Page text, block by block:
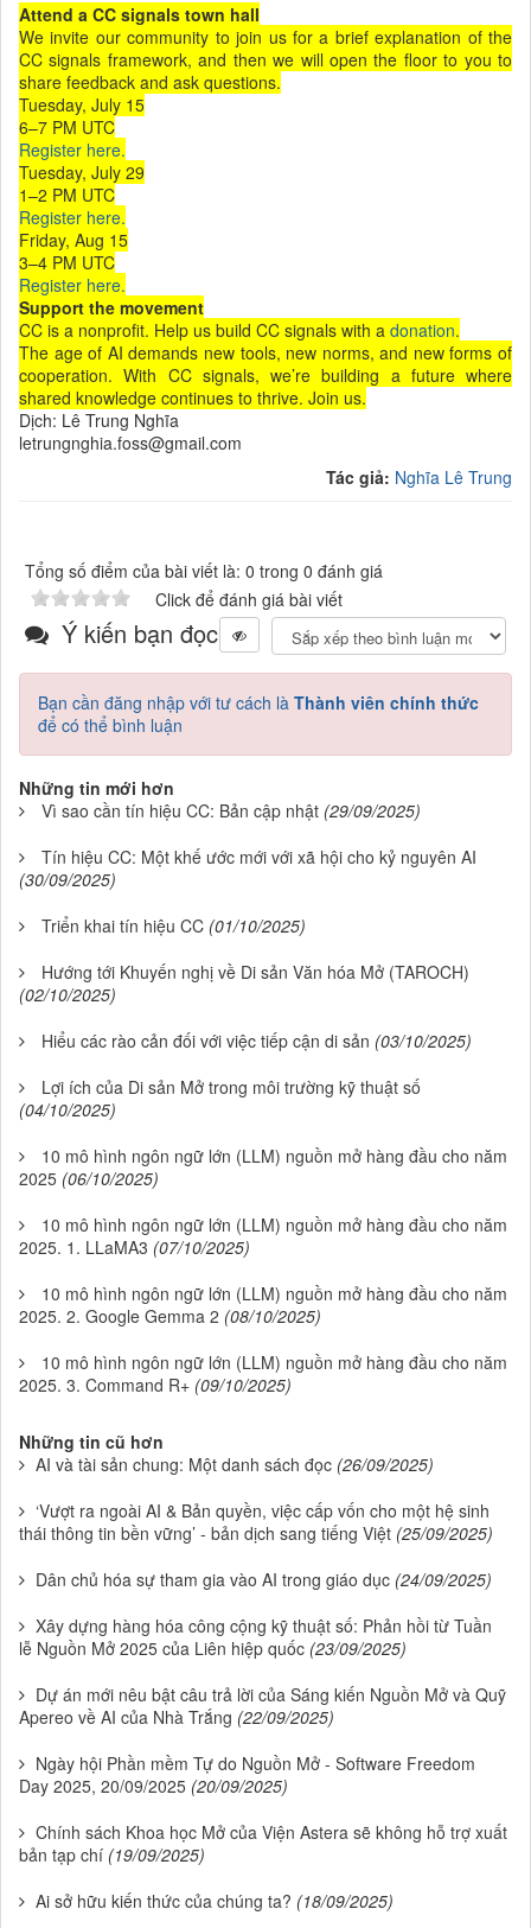
Attend a CC signals town hall
We invite our community to join us for a brief explanation of the
CC signals framework, and then we will open the floor to you to
share feedback and ask questions.
Tuesday, July 15
6–7 PM UTC
Register here.
Tuesday, July 29
1–2 PM UTC
Register here.
Friday, Aug 15
3–4 PM UTC
Register here.
Support the movement
CC is a nonprofit. Help us build CC signals with a donation.
The age of AI demands new tools, new norms, and new forms of
cooperation. With CC signals, we’re building a future where
shared knowledge continues to thrive. Join us.
Dịch: Lê Trung Nghĩa
letrungnghia.foss@gmail.com
Tác giả: Nghĩa Lê Trung
Tổng số điểm của bài viết là: 0 trong 0 đánh giá
Click để đánh giá bài viết
Ý kiến bạn đọc
Bạn cần đăng nhập với tư cách là Thành viên chính thức
để có thể bình luận
Những tin mới hơn
Vì sao cần tín hiệu CC: Bản cập nhật (29/09/2025)
Tín hiệu CC: Một khế ước mới với xã hội cho kỷ nguyên AI
(30/09/2025)
Triển khai tín hiệu CC (01/10/2025)
Hướng tới Khuyến nghị về Di sản Văn hóa Mở (TAROCH)
(02/10/2025)
Hiểu các rào cản đối với việc tiếp cận di sản (03/10/2025)
Lợi ích của Di sản Mở trong môi trường kỹ thuật số
(04/10/2025)
10 mô hình ngôn ngữ lớn (LLM) nguồn mở hàng đầu cho năm
2025 (06/10/2025)
10 mô hình ngôn ngữ lớn (LLM) nguồn mở hàng đầu cho năm
2025. 1. LLaMA3 (07/10/2025)
10 mô hình ngôn ngữ lớn (LLM) nguồn mở hàng đầu cho năm
2025. 2. Google Gemma 2 (08/10/2025)
10 mô hình ngôn ngữ lớn (LLM) nguồn mở hàng đầu cho năm
2025. 3. Command R+ (09/10/2025)
Những tin cũ hơn
AI và tài sản chung: Một danh sách đọc (26/09/2025)
‘Vượt ra ngoài AI & Bản quyền, việc cấp vốn cho một hệ sinh
thái thông tin bền vững’ - bản dịch sang tiếng Việt (25/09/2025)
Dân chủ hóa sự tham gia vào AI trong giáo dục (24/09/2025)
Xây dựng hàng hóa công cộng kỹ thuật số: Phản hồi từ Tuần
lễ Nguồn Mở 2025 của Liên hiệp quốc (23/09/2025)
Dự án mới nêu bật câu trả lời của Sáng kiến Nguồn Mở và Quỹ
Apereo về AI của Nhà Trắng (22/09/2025)
Ngày hội Phần mềm Tự do Nguồn Mở - Software Freedom
Day 2025, 20/09/2025 (20/09/2025)
Chính sách Khoa học Mở của Viện Astera sẽ không hỗ trợ xuất
bản tạp chí (19/09/2025)
Ai sở hữu kiến thức của chúng ta? (18/09/2025)